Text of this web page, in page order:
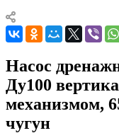
Насос
Ду100
механизмом,
чугун